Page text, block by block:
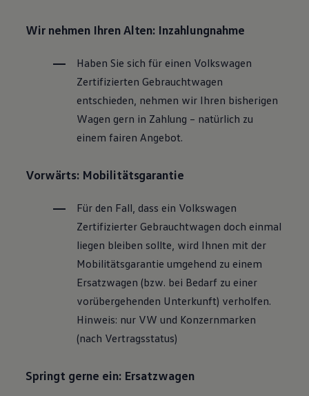
Wir nehmen Ihren Alten: Inzahlungnahme
Haben Sie sich für einen Volkswagen
Zertifizierten Gebrauchtwagen
entschieden, nehmen wir Ihren bisherigen
Wagen gern in Zahlung – natürlich zu
einem fairen Angebot.
Vorwärts: Mobilitätsgarantie
Für den Fall, dass ein Volkswagen
Zertifizierter Gebrauchtwagen doch einmal
liegen bleiben sollte, wird Ihnen mit der
Mobilitätsgarantie umgehend zu einem
Ersatzwagen (bzw. bei Bedarf zu einer
vorübergehenden Unterkunft) verholfen.
Hinweis: nur VW und Konzernmarken
(nach Vertragsstatus)
Springt gerne ein: Ersatzwagen